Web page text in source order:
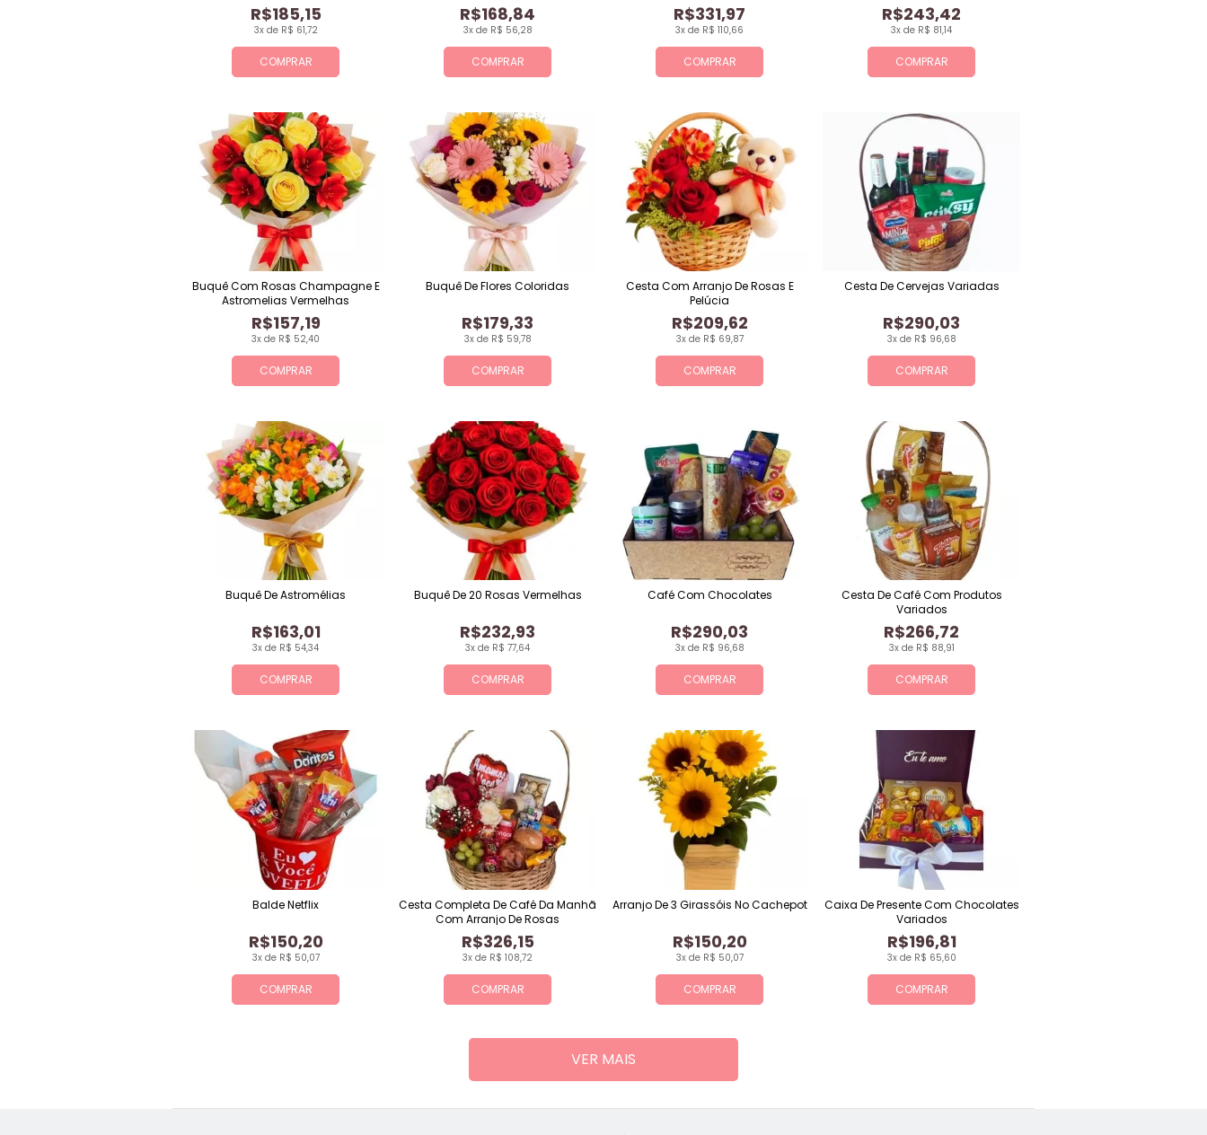
COMPRAR
3x de R$ 61,72
R$185,15
COMPRAR
3x de R$ 56,28
R$168,84
COMPRAR
3x de R$ 110,66
R$331,97
COMPRAR
3x de R$ 81,14
R$243,42
COMPRAR
3x de R$ 52,40
R$157,19
Buquê Com Rosas Champagne E
Astromelias Vermelhas
COMPRAR
3x de R$ 59,78
R$179,33
Buquê De Flores Coloridas
COMPRAR
3x de R$ 69,87
R$209,62
Cesta Com Arranjo De Rosas E
Pelúcia
COMPRAR
3x de R$ 96,68
R$290,03
Cesta De Cervejas Variadas
COMPRAR
3x de R$ 54,34
R$163,01
Buquê De Astromélias
COMPRAR
3x de R$ 77,64
R$232,93
Buquê De 20 Rosas Vermelhas
COMPRAR
3x de R$ 96,68
R$290,03
Café Com Chocolates
COMPRAR
3x de R$ 88,91
R$266,72
Cesta De Café Com Produtos
Variados
COMPRAR
3x de R$ 50,07
R$150,20
Balde Netflix
COMPRAR
3x de R$ 108,72
R$326,15
Cesta Completa De Café Da Manhã
Com Arranjo De Rosas
COMPRAR
3x de R$ 50,07
R$150,20
Arranjo De 3 Girassóis No Cachepot
COMPRAR
3x de R$ 65,60
R$196,81
Caixa De Presente Com Chocolates
Variados
VER MAIS